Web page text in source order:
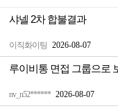
이직화이팅 2026-08-07
샤넬 2차 합불결과
nv_n52****** 2026-08-07
루이비통 면접 그룹으로